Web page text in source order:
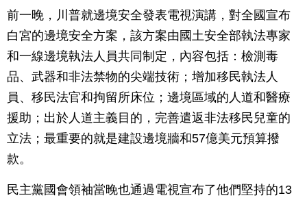
前一晚，川普就邊境安全發表電視演講，對全國宣布
白宮的邊境安全方案，該方案由國土安全部執法專家
和一線邊境執法人員共同制定，內容包括：檢測毒
品、武器和非法禁物的尖端技術；增加移民執法人
員、移民法官和拘留所床位；邊境區域的人道和醫療
援助；出於人道主義目的，完善遣返非法移民兒童的
立法；最重要的就是建設邊境牆和57億美元預算撥
款。
民主黨國會領袖當晚也通過電視宣布了他們堅持的13